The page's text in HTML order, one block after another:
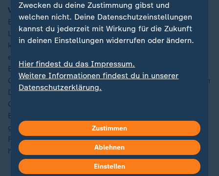
Verleger Helge Malchow:"Wer die mittlerweile sieben
Bände von Sven Regeners ständig noch wachsendem
Lebensroman liest, gerät durch seine meisterhaft
komponierte Sprache in einen einzigartigen Sog, in
einen Zustand der Überwältigung, Versunkenheit und
Erleuchtung. Dieser Solitär der deutschsprachigen
Gegenwartsliteratur ist zugleich ein Epochenroman, ein
Deutschland-, Berlin- und Kreuzbergroman, ein
Gesellschaftsroman, ein Generationenroman, ein
Bildungsroman und ein Roman über eine der letzten
großen Revolutionen in der Gegenwartskunst. Sven
Regener ist nicht nur ein großer Musiker, sondern ein
herausragender Schriftsteller."
Zwecken du deine Zustimmung gibst und
welchen nicht. Deine Datenschutzeinstellungen
kannst du jederzeit mit Wirkung für die Zukunft
in deinen Einstellungen widerrufen oder ändern.
Hier findest du das Impressum.
Weitere Informationen findest du in unserer
Datenschutzerklärung.
Zustimmen
Ablehnen
Einstellen